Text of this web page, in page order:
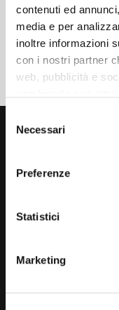
contenuti ed
media e per
inoltre informazioni
con i nostri partner
web, pubblicità e
mera chiusura del
tutti” o
Selection
Necessari
Preferenze
Statistici
Marketing
Dettaglio
Via Giuditta
Dal Lunedì al